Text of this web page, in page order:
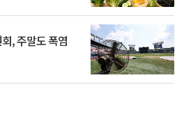
, 주말도 폭염